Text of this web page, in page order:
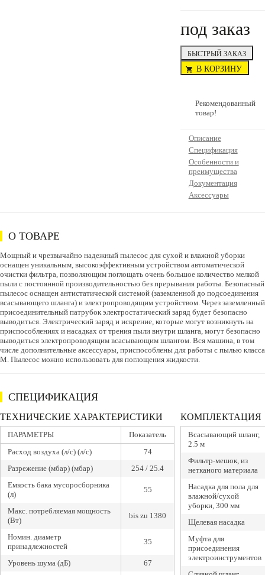
под заказ
БЫСТРЫЙ ЗАКАЗ
В КОРЗИНУ
Рекомендованный
товар!
Описание
Спецификация
Особенности и
преимущества
Документация
Аксессуары
О ТОВАРЕ
Мощный и чрезвычайно надежный пылесос для сухой и влажной уборки
оснащен уникальным, высокоэффективным устройством автоматической
очистки фильтра, позволяющим поглощать очень большое количество мелкой
пыли с постоянной производительностью без прерывания работы. Безопасный
пылесос оснащен антистатической системой (заземленной до подсоединения
всасывающего шланга) и электропроводящим устройством. Через заземленный
присоединительный патрубок электростатический заряд будет безопасно
выводиться. Электрический заряд и искрение, которые могут возникнуть на
приспособлениях и насадках от трения пыли внутри шланга, могут безопасно
выводиться электропроводящим всасывающим шлангом. Вся машина, в том
числе дополнительные аксессуары, приспособлены для работы с пылью класса
М. Пылесос можно использовать для поглощения жидкости.
СПЕЦИФИКАЦИЯ
ТЕХНИЧЕСКИЕ ХАРАКТЕРИСТИКИ
ПАРАМЕТРЫ
Показатель
Расход воздуха (л/с) (л/с)
74
Разрежение (мбар) (мбар)
254 / 25.4
Емкость бака мусоросборника
(л)
55
Макс. потребляемая мощность
(Вт)
bis zu 1380
Номин. диаметр
принадлежностей
35
Уровень шума (дБ) 67
КОМПЛЕКТАЦИЯ
Всасывающий шланг,
2.5 м
Фильтр-мешок, из
нетканого материала
Насадка для пола для
влажной/сухой
уборки, 300 мм
Щелевая насадка
Муфта для
присоединения
электроинструментов